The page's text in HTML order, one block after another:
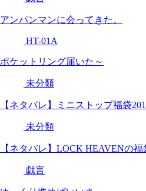
アンパンマンに会ってきた。
HT-01A
ポケットリング届いた～
未分類
【ネタバレ】ミニストップ福袋
未分類
【ネタバレ】LOCK HEAVENの福
戯言